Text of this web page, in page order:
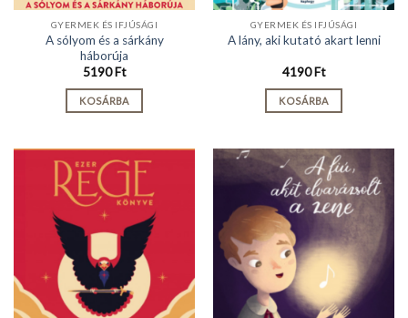
GYERMEK ÉS IFJÚSÁGI
A sólyom és a sárkány
háborúja
5190Ft
KOSÁRBA
GYERMEK ÉS IFJÚSÁGI
A lány, aki kutató akart lenni
4190Ft
KOSÁRBA